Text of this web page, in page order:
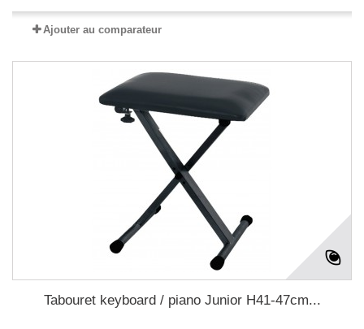
Ajouter au comparateur
Tabouret keyboard / piano Junior H41-47cm...